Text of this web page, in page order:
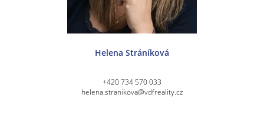
Helena Stráníková
+420 734 570 033
helena.stranikova@vdfreality.cz